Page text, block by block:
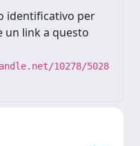
identificativo per
un link a questo
10278/5028